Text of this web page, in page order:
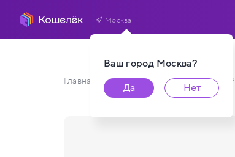
Ваш город Москва?
Да
Нет
Москва
Главная / Каталог карт пользователей